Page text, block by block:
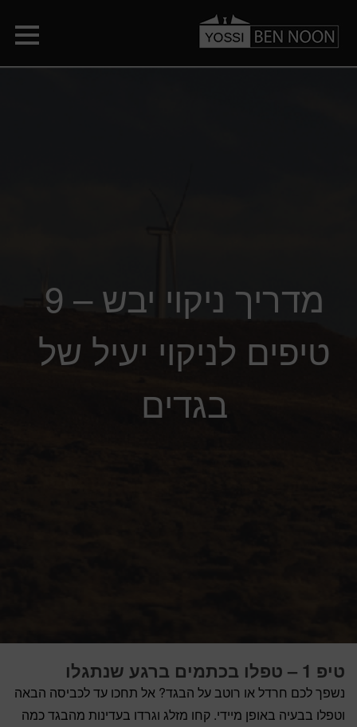
מדריך ניקוי יבש – 9
טיפים לניקוי יעיל של
בגדים
טיפ 1 – טפלו בכתמים ברגע שנתגלו
נשפך לכם חרדל או רוטב על הבגד? אל תחכו עד לכביסה הבאה
וטפלו בבעיה באופן מיידי. קחו מזלג וגרדו בעדינות מהבגד כמה